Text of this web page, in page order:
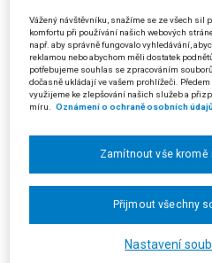
byla přesně označena, nemohlo dojít
Žalobkyně navrhla zamítnutí
nesplnila podmínku předchozího
zákona o vysílání. Městský soud
obsahem dříve zaslaných
právní otázce, která je v tomto
otázka, jaká konkrétní kritéria
Vážený návštěvníku, snažíme se ze všech sil
komfortu při používání našich webových
např. aby správně fungovalo vyhledávání,
reklamou nebo abychom měli dostatek
potřebujeme souhlas se zpracováním
dočasně ukládají ve vašem prohlížeči.
využijeme ke zlepšování našich služeb a
míru.
Oznámení o ochraně osobních
Nastavení
Zamítnout vše
Přijmout všechny